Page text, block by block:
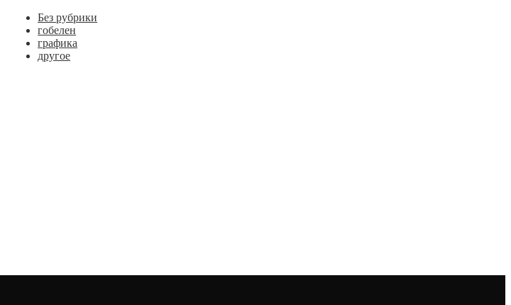
Без рубрики
гобелен
графика
другое